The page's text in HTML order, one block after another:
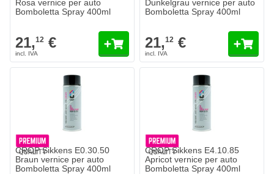
Rosa vernice per auto
Bomboletta Spray 400ml
21,12 €
Dunkelgrau vernice per auto
Bomboletta Spray 400ml
21,12 €
CROP Sikkens E0.30.50
Braun vernice per auto
Bomboletta Spray 400ml
CROP Sikkens E4.10.85
Apricot vernice per auto
Bomboletta Spray 400ml